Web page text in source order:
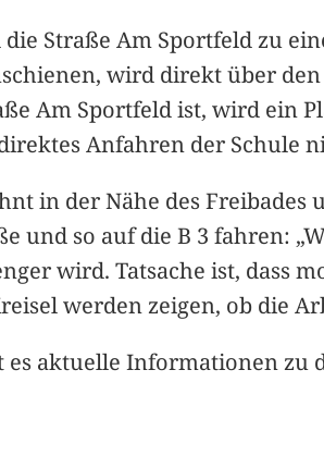
Straße Am Sportfeld zu
wird direkt über
Am Sportfeld ist, wird ein
Anfahren der Schule
in der Nähe des
und so auf die B 3 fahren:
wird. Tatsache ist, dass
werden zeigen, ob die
aktuelle Informationen zu